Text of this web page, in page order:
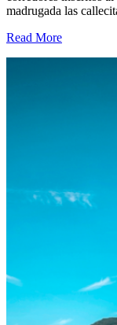
madrugada las
Read More